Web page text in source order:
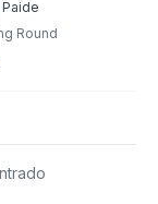
Paide
Round